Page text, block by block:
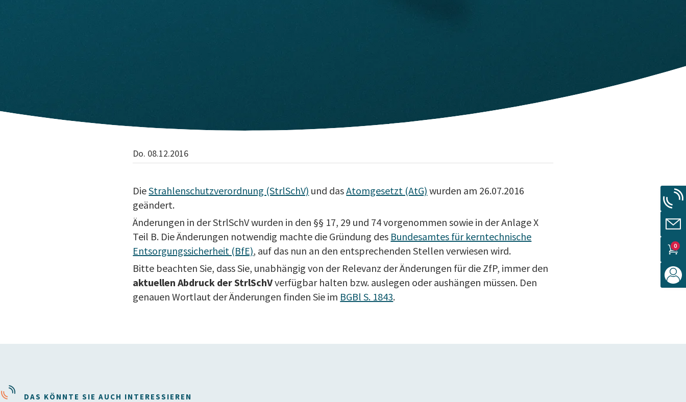
0
Do. 08.12.2016
DieStrahlenschutzverordnung (StrlSchV) und dasAtomgesetzt (AtG) wurden am 26.07.2016
geändert.
Änderungen in der StrlSchV wurden in den §§ 17, 29 und 74 vorgenommen sowie in der Anlage X
Teil B. Die Änderungen notwendig machte die Gründung des Bundesamtes für kerntechnische
Entsorgungssicherheit (BfE), auf das nun an den entsprechenden Stellen verwiesen wird.
Bitte beachten Sie, dass Sie, unabhängig von der Relevanz der Änderungen für die ZfP, immer den
aktuellen Abdruck der StrlSchVverfügbar halten bzw. auslegen oder aushängen müssen. Den
genauen Wortlaut der Änderungen finden Sie im BGBl S. 1843.
DAS KÖNNTE SIE AUCH INTERESSIEREN